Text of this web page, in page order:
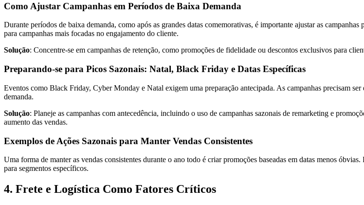
Como Ajustar Campanhas em Períodos de Baixa Demanda
Durante períodos de baixa demanda, como após as grandes datas comemorativas, é importante ajustar as
para campanhas mais focadas no engajamento do cliente.
Solução: Concentre-se em campanhas de retenção, como promoções de fidelidade ou descontos exclusivos para
Preparando-se para Picos Sazonais: Natal, Black Friday e Datas Específicas
Eventos como Black Friday, Cyber Monday e Natal exigem uma preparação antecipada. As campanhas precisam
demanda.
Solução: Planeje as campanhas com antecedência, incluindo o uso de campanhas sazonais de remarketing e
aumento das vendas.
Exemplos de Ações Sazonais para Manter Vendas Consistentes
Uma forma de manter as vendas consistentes durante o ano todo é criar promoções baseadas em datas menos
para segmentos específicos.
4. Frete e Logística Como Fatores Críticos